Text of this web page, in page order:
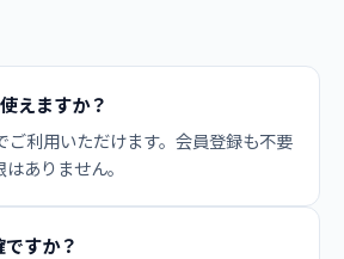
えますか？
ご利用いただけます。会員登録も不要
ありません。
すか？